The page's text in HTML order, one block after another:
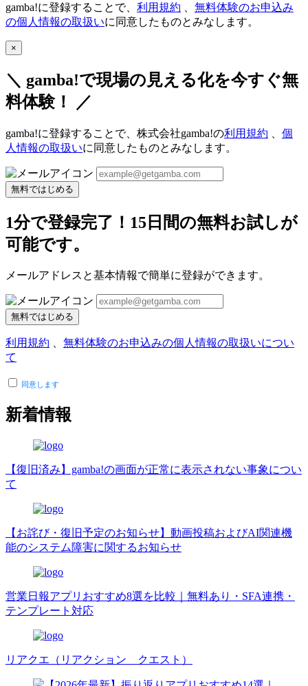
gamba!に登録することで、 利用規約
無料体験のお申込み
の個人情報の取扱いに同意したものとみなします。
×
＼ gamba!で現場の見える化を今すぐ無
料体験！ ／
gamba!に登録することで、株式会社gamba!の利用規約
個
人情報の取扱いに同意したものとみなします。
無料ではじめる
1分で登録完了！15日間の無料お試しが
可能です。
メールアドレスと基本情報で簡単に登録ができます。
無料ではじめる
利用規約 、 無料体験のお申込みの個人情報の取扱いについ
て
同意します
新着情報
【復旧済み】gamba!の画面が正常に表示されない事象につい
て
【お詫び・復旧予定のお知らせ】動画投稿およびAI関連機
能のシステム障害に関するお知らせ
営業日報アプリおすすめ8選を比較｜無料あり・SFA連携・
テンプレート対応
リアクエ（リアクション クエスト）